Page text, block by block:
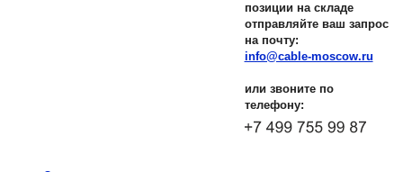
позиции на складе
отправляйте ваш запрос
на почту:
info@cable-moscow.ru
или звоните по
телефону: